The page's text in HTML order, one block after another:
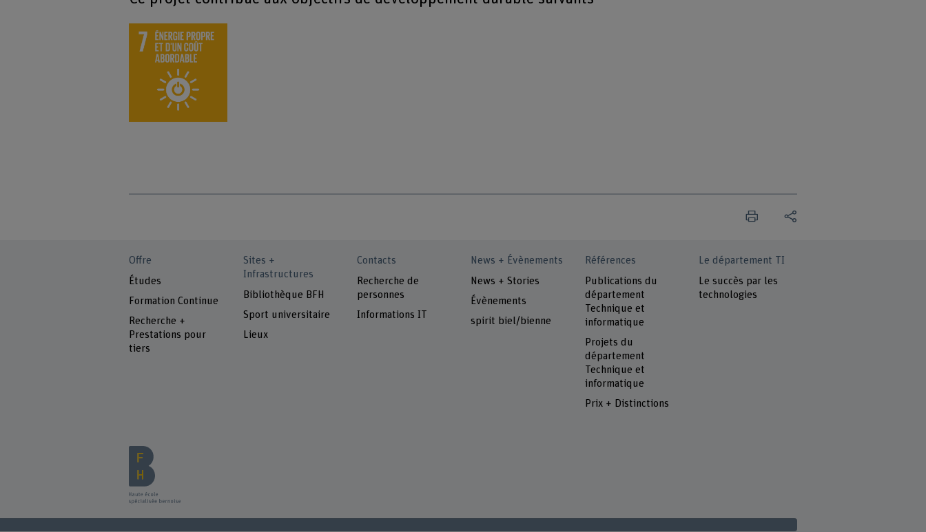
Offre
Études
Formation Continue
Recherche +
Prestations pour
tiers
Sites +
Infrastructures
Bibliothèque BFH
Sport universitaire
Lieux
Contacts
Recherche de
personnes
Informations IT
News + Évènements
News + Stories
Évènements
spirit biel/bienne
Références
Publications du
département
Technique et
informatique
Projets du
département
Technique et
informatique
Prix + Distinctions
Le département TI
Le succès par les
technologies